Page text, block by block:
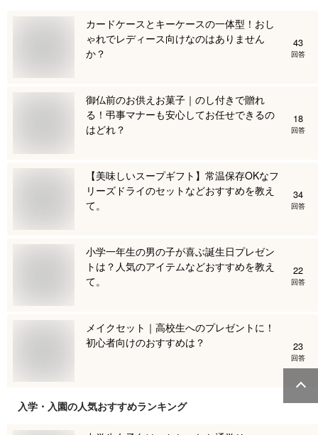
カードケースとキーケースの一体型！おし
ゃれでレディース向けなのはありません
か？
43
回答
御仏前のお供えお菓子｜のし付きで贈れ
る！弔事マナーも安心してお任せできるの
はどれ？
18
回答
【美味しいスープギフト】常温保存OKなフ
リーズドライのセットなどおすすめを教え
て。
34
回答
小学一年生の男の子が喜ぶ誕生日プレゼン
トは？人気のアイテムなどおすすめを教え
て。
22
回答
メイクセット｜高校生へのプレゼントに！
初心者向けのおすすめは？
23
回答
入学・入園の人気おすすめランキング